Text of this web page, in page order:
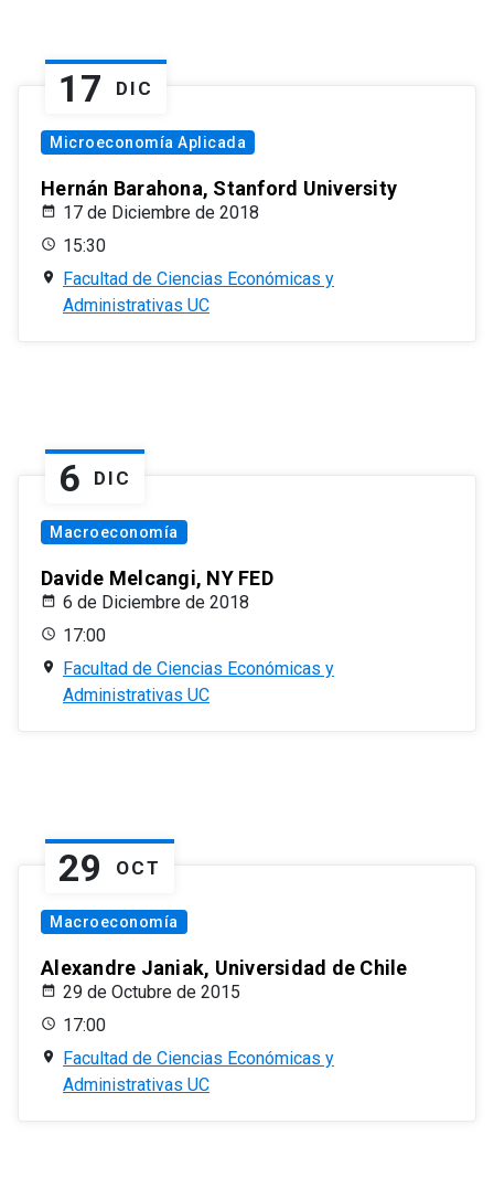
17 DIC
Microeconomía Aplicada
Hernán Barahona, Stanford University
17 de Diciembre de 2018
15:30
Facultad de Ciencias Económicas y
Administrativas UC
6 DIC
Macroeconomía
Davide Melcangi, NY FED
6 de Diciembre de 2018
17:00
Facultad de Ciencias Económicas y
Administrativas UC
29 OCT
Macroeconomía
Alexandre Janiak, Universidad de Chile
29 de Octubre de 2015
17:00
Facultad de Ciencias Económicas y
Administrativas UC